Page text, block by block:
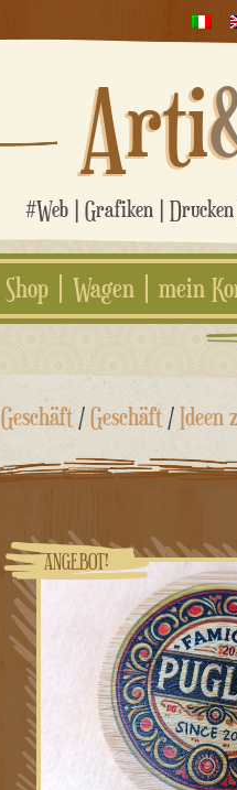
Arti
#Web | Grafiken |
Shop Wagen mein
Geschäft/Geschäft/Ideen
ANGEBOT!